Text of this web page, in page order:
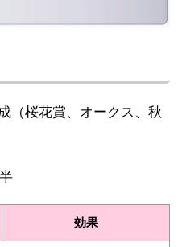
（桜花賞、オークス、秋
効果